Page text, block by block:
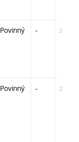
Povinný - zá,zk
Povinný - zk